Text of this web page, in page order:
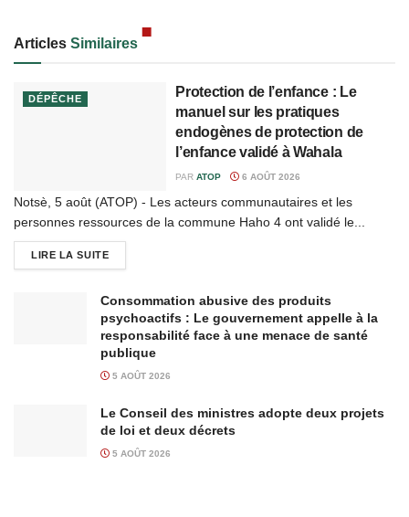
Articles Similaires
DÉPÊCHE
Protection de l’enfance : Le
manuel sur les pratiques
endogènes de protection de
l’enfance validé à Wahala
PAR ATOP 6 AOÛT 2026
Notsè, 5 août (ATOP) - Les acteurs communautaires et les
personnes ressources de la commune Haho 4 ont validé le...
LIRE LA SUITE
Consommation abusive des produits
psychoactifs : Le gouvernement appelle à la
responsabilité face à une menace de santé
publique
5 AOÛT 2026
Le Conseil des ministres adopte deux projets
de loi et deux décrets
5 AOÛT 2026